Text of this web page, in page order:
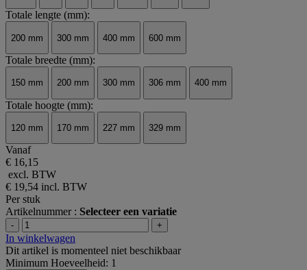
Totale lengte (mm):
200 mm 300 mm 400 mm 600 mm
Totale breedte (mm):
150 mm 200 mm 300 mm 306 mm 400 mm
Totale hoogte (mm):
120 mm 170 mm 227 mm 329 mm
Vanaf
€ 16,15
excl. BTW
€ 19,54 incl. BTW
Per stuk
Artikelnummer : Selecteer een variatie
- +
In winkelwagen
Dit artikel is momenteel niet beschikbaar
Minimum Hoeveelheid: 1